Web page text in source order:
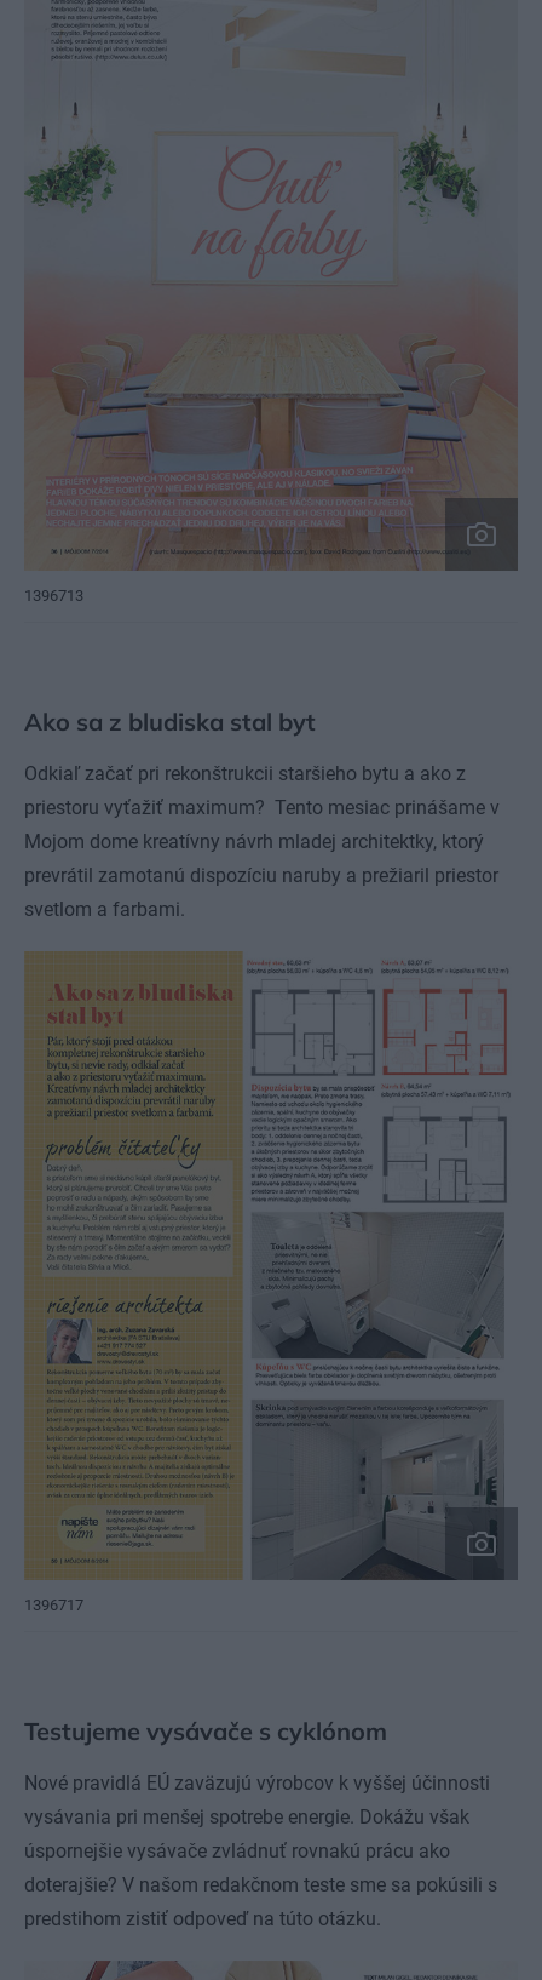
1396713
Ako sa z bludiska stal byt
Odkiaľ začať pri rekonštrukcii staršieho bytu a ako z
priestoru vyťažiť maximum? Tento mesiac prinášame v
Mojom dome kreatívny návrh mladej architektky, ktorý
prevrátil zamotanú dispozíciu naruby a prežiaril priestor
svetlom a farbami.
1396717
Testujeme vysávače s cyklónom
Nové pravidlá EÚ zaväzujú výrobcov k vyššej účinnosti
vysávania pri menšej spotrebe energie. Dokážu však
úspornejšie vysávače zvládnuť rovnakú prácu ako
doterajšie? V našom redakčnom teste sme sa pokúsili s
predstihom zistiť odpoveď na túto otázku.